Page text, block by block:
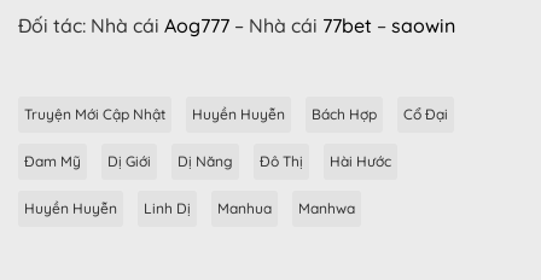
Đối tác: Nhà cái Aog777 – Nhà cái 77bet – saowin
Truyện Mới Cập Nhật Huyền Huyễn Bách Hợp Cổ Đại
Đam Mỹ Dị Giới Dị Năng Đô Thị Hài Hước
Huyền Huyễn Linh Dị Manhua Manhwa